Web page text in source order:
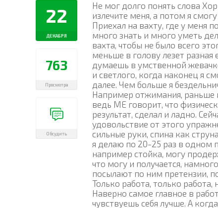
22
ДЕКАБРЯ
763
Просмотра
Обсудить
Не мог долго понять слова
излечите меня, а потом я
Приехал на вахту, где у меня
много знать и много уметь
вахта, чтобы не было всего
меньше в голову лезет
думаешь в умственной
и светлого, когда наконец я
далее. Чем больше я
Например отжимания, раньше
ведь МЕ говорит, что
результат, сделал и ладно.
удовольствие от этого
сильные руки, спина как
я делаю по 20-25 раз в одном
например стойка, могу
что могу и получается,
посылают по ним претензии,
Только работа, только работа,
Наверно самое главное в
чувствуешь себя лучше. А